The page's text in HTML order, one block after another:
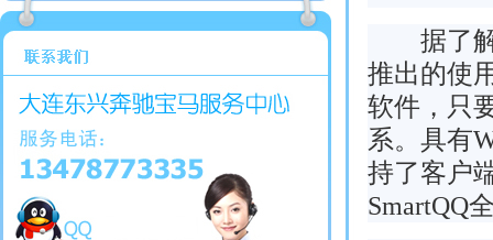
据了解
推出的使
软件，只
系。具有
持了客户
SmartQQ